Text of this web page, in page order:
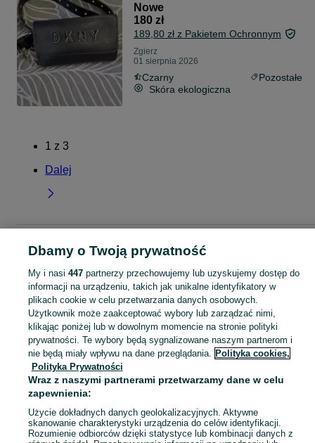
Nowe
180 zł
189,80 zł z Pakietem Ochronnym
Zgierz
01 sierpnia 2026
Czarny
Pozostałe
Skóra ekologiczna
1 z 3
Dalej
Strona główna Akcesoria Paski - Łódzkie
KATEGORIA
Szeroki wybór pasków Zgierz ▶️ skórzane, materiałowe i inne ✅ Nowe i używane w dobrych cenach ✌ Znajdź najlepsze ogłoszenia na OLX.pl! Zobacz
Mapa kategorii
Mapa miejscowości
Mapa ministron
Popularne wyszukiwania
Dbamy o Twoją prywatność
My i nasi 447partnerzy przechowujemy lub uzyskujemy dostęp do
informacji na urządzeniu, takich jak unikalne identyfikatory w
plikach cookie w celu przetwarzania danych osobowych.
Użytkownik może zaakceptować wybory lub zarządzać nimi,
klikając poniżej lub w dowolnym momencie na stronie polityki
prywatności. Te wybory będą sygnalizowane naszym partnerom i
nie będą miały wpływu na dane przeglądania. Polityka cookies,
Polityka Prywatności
Wraz z naszymi partnerami przetwarzamy dane w celu
zapewnienia:
Użycie dokładnych danych geolokalizacyjnych. Aktywne
skanowanie charakterystyki urządzenia do celów identyfikacji.
Rozumienie odbiorców dzięki statystyce lub kombinacji danych z